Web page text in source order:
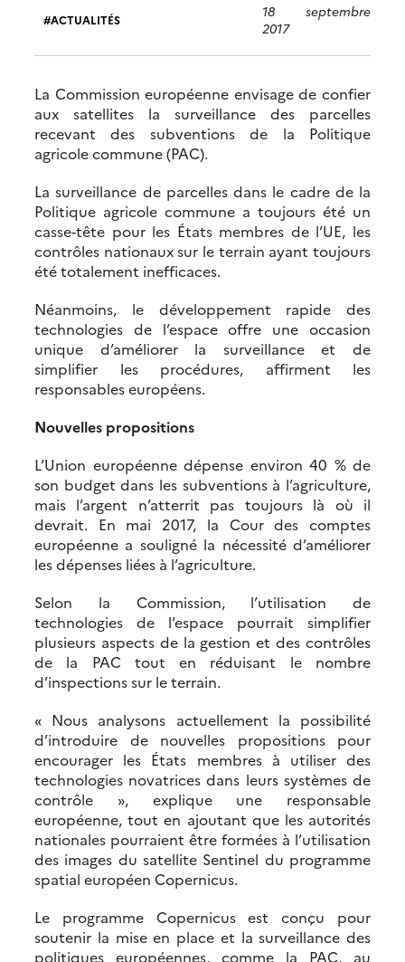
ACTUALITÉS
18 septembre
2017
La Commission européenne envisage de confier
aux satellites la surveillance des parcelles
recevant des subventions de la Politique
agricole commune (PAC).
La surveillance de parcelles dans le cadre de la
Politique agricole commune a toujours été un
casse-tête pour les États membres de l’UE, les
contrôles nationaux sur le terrain ayant toujours
été totalement inefficaces.
Néanmoins, le développement rapide des
technologies de l’espace offre une occasion
unique d’améliorer la surveillance et de
simplifier les procédures, affirment les
responsables européens.
Nouvelles propositions
L’Union européenne dépense environ 40 % de
son budget dans les subventions à l’agriculture,
mais l’argent n’atterrit pas toujours là où il
devrait. En mai 2017, la Cour des comptes
européenne a souligné la nécessité d’améliorer
les dépenses liées à l’agriculture.
Selon la Commission, l’utilisation de
technologies de l’espace pourrait simplifier
plusieurs aspects de la gestion et des contrôles
de la PAC tout en réduisant le nombre
d’inspections sur le terrain.
« Nous analysons actuellement la possibilité
d’introduire de nouvelles propositions pour
encourager les États membres à utiliser des
technologies novatrices dans leurs systèmes de
contrôle », explique une responsable
européenne, tout en ajoutant que les autorités
nationales pourraient être formées à l’utilisation
des images du satellite Sentinel du programme
spatial européen Copernicus.
Le programme Copernicus est conçu pour
soutenir la mise en place et la surveillance des
politiques européennes, comme la PAC, au